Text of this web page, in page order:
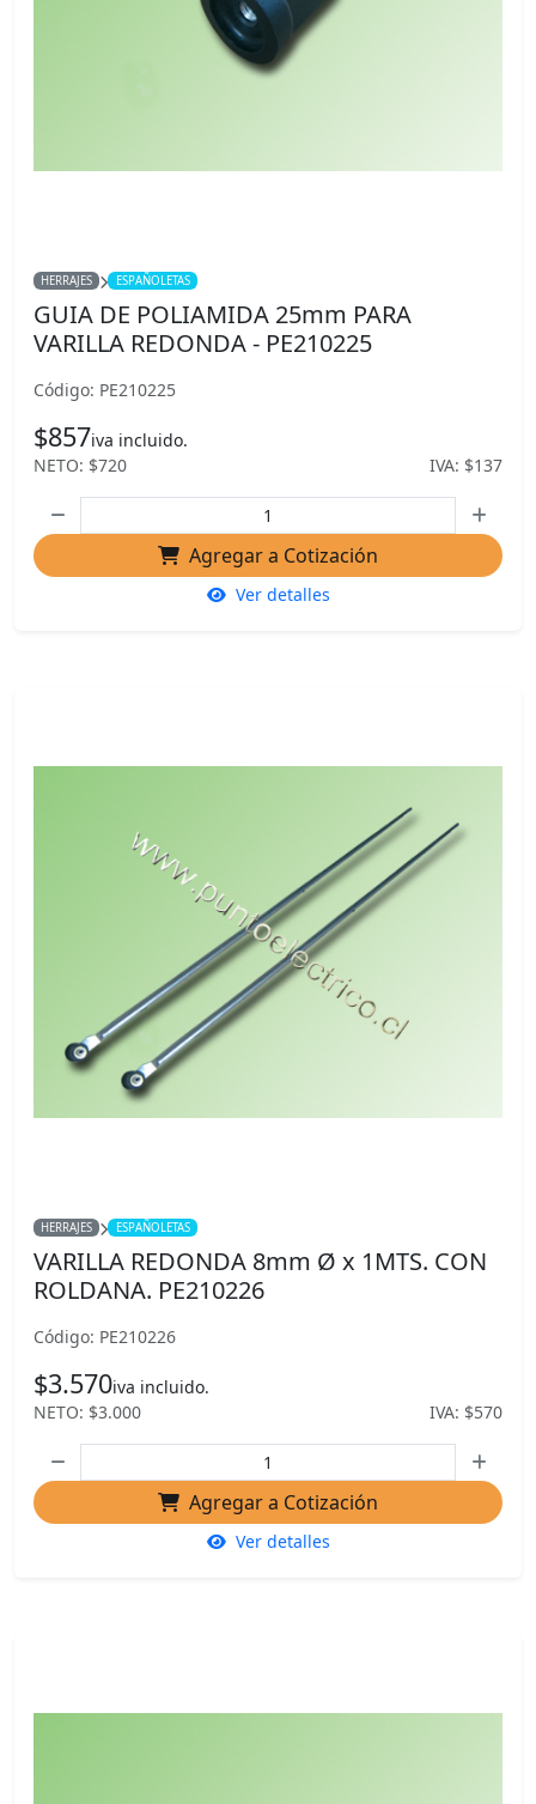
HERRAJES ESPAÑOLETAS
GUIA DE POLIAMIDA 25mm PARA
VARILLA REDONDA - PE210225
Código: PE210225
$857iva incluido.
NETO: $720
IVA: $137
Agregar a Cotización
Ver detalles
HERRAJES ESPAÑOLETAS
VARILLA REDONDA 8mm Ø x 1MTS. CON
ROLDANA. PE210226
Código: PE210226
$3.570iva incluido.
NETO: $3.000
IVA: $570
Agregar a Cotización
Ver detalles